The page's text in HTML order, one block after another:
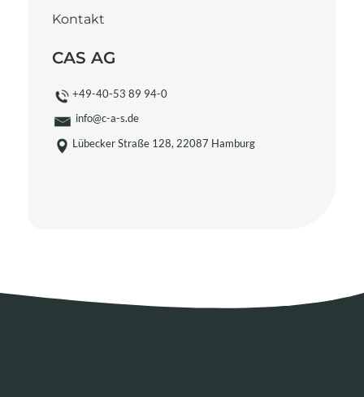
angezeigten
ein,
zu
bestätigen,
dass
du
Kontakt
CAS AG
+49-40-53 89 94-0
info@c-a-s.de
Lübecker Straße 128, 22087 Hamburg